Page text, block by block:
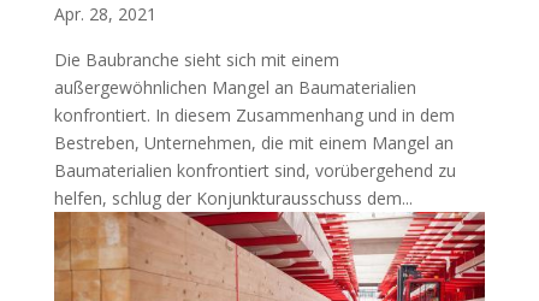
Apr. 28, 2021
Die Baubranche sieht sich mit einem
außergewöhnlichen Mangel an Baumaterialien
konfrontiert. In diesem Zusammenhang und in dem
Bestreben, Unternehmen, die mit einem Mangel an
Baumaterialien konfrontiert sind, vorübergehend zu
helfen, schlug der Konjunkturausschuss dem...